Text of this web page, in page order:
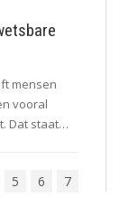
mensen
vooral
Dat staat…
5 6 7